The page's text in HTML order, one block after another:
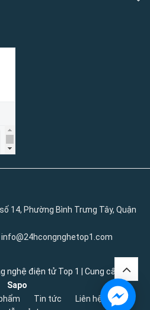
14, Phường Bình Trưng Tây, Quận
info@24hcongnghetop1.com
nghệ điện tử Top 1
Cung cấp bởi
Sapo
Tin tức
Liên hệ